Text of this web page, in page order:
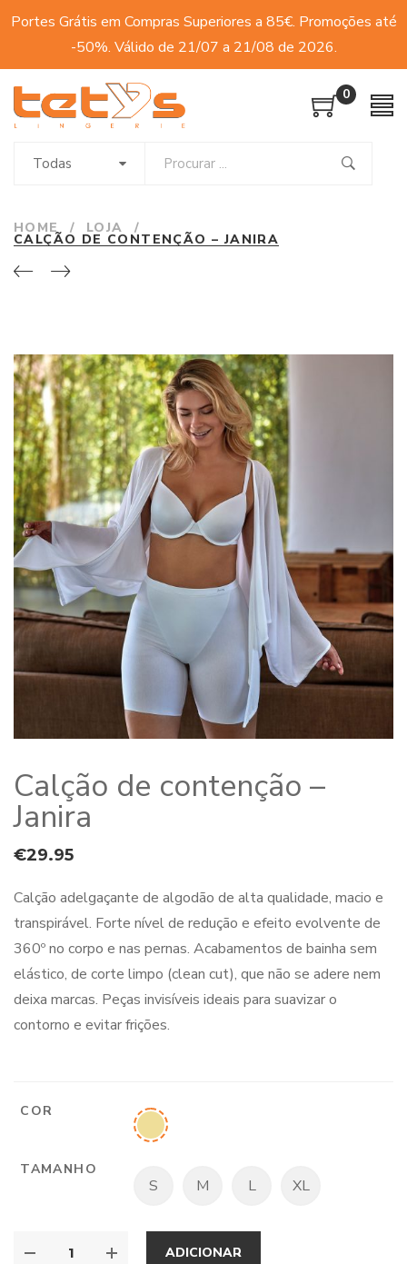
Portes Grátis em Compras Superiores a 85€. Promoções até
-50%. Válido de 21/07 a 21/08 de 2026.
0
Todas
HOME / LOJA /
CALÇÃO DE CONTENÇÃO – JANIRA
Calção de contenção –
Janira
€29.95
Calção adelgaçante de algodão de alta qualidade, macio e
transpirável. Forte nível de redução e efeito evolvente de
360º no corpo e nas pernas. Acabamentos de bainha sem
elástico, de corte limpo (clean cut), que não se adere nem
deixa marcas. Peças invisíveis ideais para suavizar o
contorno e evitar frições.
COR
TAMANHO
S M L XL
ADICIONAR